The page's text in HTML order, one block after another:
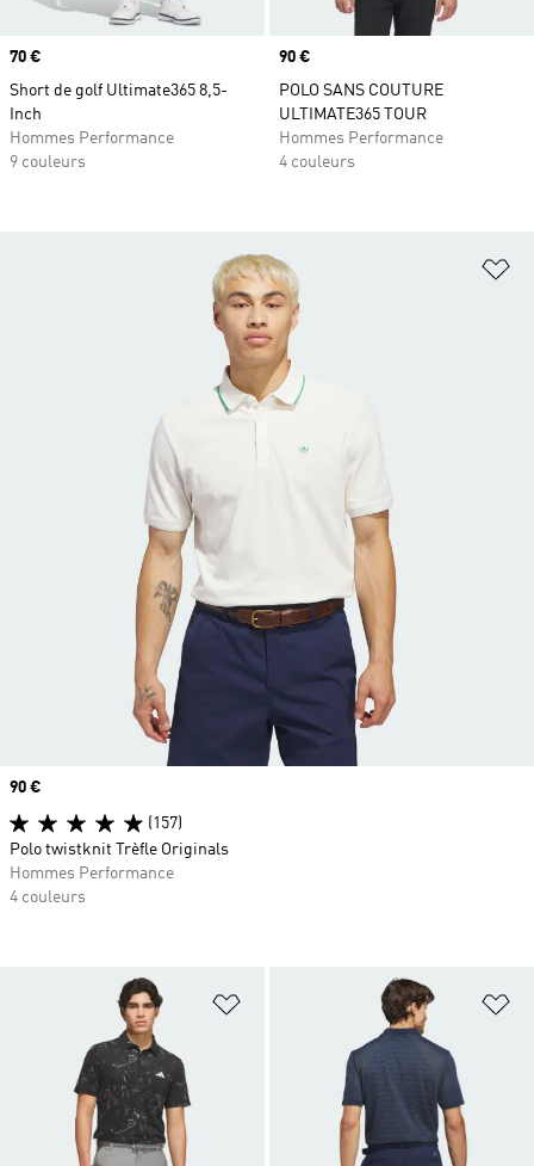
Prix
70 €
Short de golf Ultimate365 8,5-
Inch
Hommes Performance
9 couleurs
Prix
90 €
POLO SANS COUTURE
ULTIMATE365 TOUR
Hommes Performance
4 couleurs
Ajouter à la Liste de produits
Prix
90 €
(157)
Polo twistknit Trèfle Originals
Hommes Performance
4 couleurs